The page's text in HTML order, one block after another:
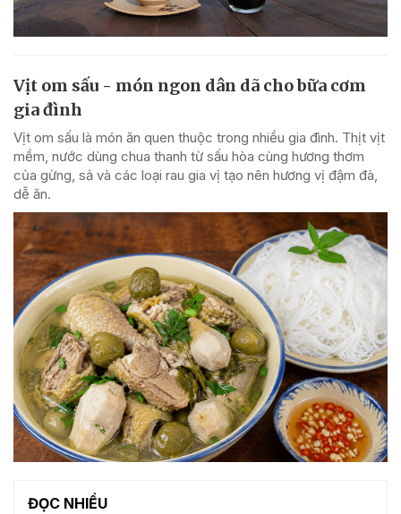
Vịt om sấu - món ngon dân dã cho bữa cơm
gia đình
Vịt om sấu là món ăn quen thuộc trong nhiều gia đình. Thịt vịt
mềm, nước dùng chua thanh từ sấu hòa cùng hương thơm
của gừng, sả và các loại rau gia vị tạo nên hương vị đậm đà,
dễ ăn.
ĐỌC NHIỀU